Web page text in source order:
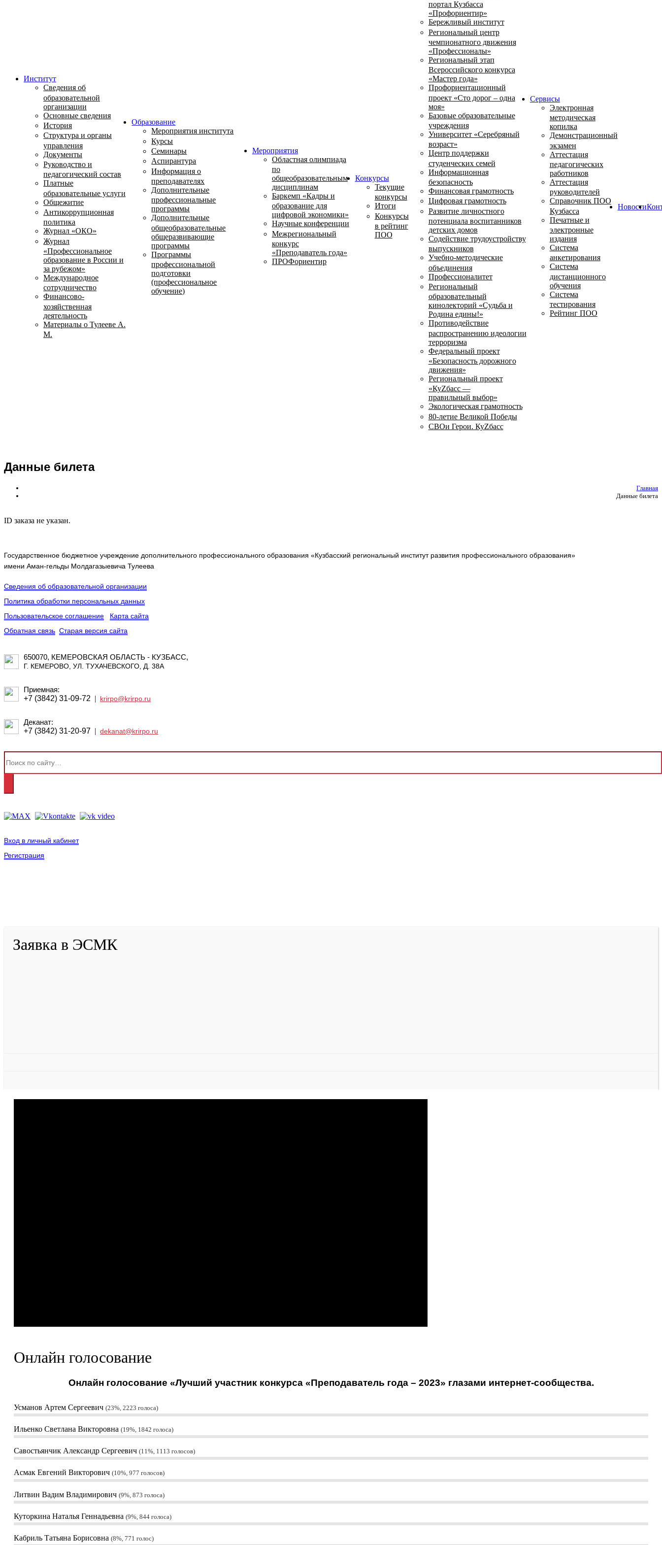
Институт
Сведения об
образовательной
организации
Основные сведения
История
Структура и органы
управления
Документы
Руководство и
педагогический состав
Платные
образовательные услуги
Общежитие
Антикоррупционная
политика
Журнал «ОКО»
Журнал
«Профессиональное
образование в России и
за рубежом»
Международное
сотрудничество
Финансово-
хозяйственная
деятельность
Материалы о Тулееве А.
М.
Образование
Мероприятия института
Курсы
Семинары
Аспирантура
Информация о
преподавателях
Дополнительные
профессиональные
программы
Дополнительные
общеобразовательные
общеразвивающие
программы
Программы
профессиональной
подготовки
(профессиональное
обучение)
Мероприятия
Областная олимпиада
по
общеобразовательным
дисциплинам
Баркемп «Кадры и
образование для
цифровой экономики»
Научные конференции
Межрегиональный
конкурс
«Преподаватель года»
ПРОФориентир
Конкурсы
Текущие
конкурсы
Итоги
Конкурсы
в рейтинг
ПОО
портал Кузбасса
«Профориентир»
Бережливый институт
Региональный центр
чемпионатного движения
«Профессионалы»
Региональный этап
Всероссийского конкурса
«Мастер года»
Профориентационный
проект «Сто дорог – одна
моя»
Базовые образовательные
учреждения
Университет «Серебряный
возраст»
Центр поддержки
студенческих семей
Информационная
безопасность
Финансовая грамотность
Цифровая грамотность
Развитие личностного
потенциала воспитанников
детских домов
Содействие трудоустройству
выпускников
Учебно-методические
объединения
Профессионалитет
Региональный
образовательный
кинолекторий «Судьба и
Родина едины!»
Противодействие
распространению идеологии
терроризма
Федеральный проект
«Безопасность дорожного
движения»
Региональный проект
«КуZбасс —
правильный выбор»
Экологическая грамотность
80-летие Великой Победы
СВОи Герои. КуZбасс
Сервисы
Электронная
методическая
копилка
Демонстрационный
экзамен
Аттестация
педагогических
работников
Аттестация
руководителей
Справочник ПОО
Кузбасса
Печатные и
электронные
издания
Система
анкетирования
Система
дистанционного
обучения
Система
тестирования
Рейтинг ПОО
Новости
Данные билета
Главная
Данные билета
ID заказа не указан.
Государственное бюджетное учреждение дополнительного профессионального образования «Кузбасский региональный институт развития профессионального образования»
имени Аман-гельды Молдагазыевича Тулеева
Сведения об образовательной организации
Политика обработки персональных данных
Пользовательское соглашение
Карта сайта
Обратная связь Старая версия сайта
650070, КЕМЕРОВСКАЯ ОБЛАСТЬ - КУЗБАСС,
Г. КЕМЕРОВО, УЛ. ТУХАЧЕВСКОГО, Д. 38А
Приемная:
+7 (3842) 31-09-72 | krirpo@krirpo.ru
Деканат:
+7 (3842) 31-20-97 | dekanat@krirpo.ru
Вход в личный кабинет
Регистрация
Заявка в ЭСМК
Онлайн голосование
Онлайн голосование «Лучший участник конкурса «Преподаватель года – 2023» глазами интернет-сообщества.
Усманов Артем Сергеевич 23%, 2223 голоса
Ильенко Светлана Викторовна 19%, 1842 голоса
Савостьянчик Александр Сергеевич 11%, 1113 голосов
Асмак Евгений Викторович 10%, 977 голосов
Литвин Вадим Владимирович 9%, 873 голоса
Куторкина Наталья Геннадьевна 9%, 844 голоса
Кабриль Татьяна Борисовна 8%, 771 голос